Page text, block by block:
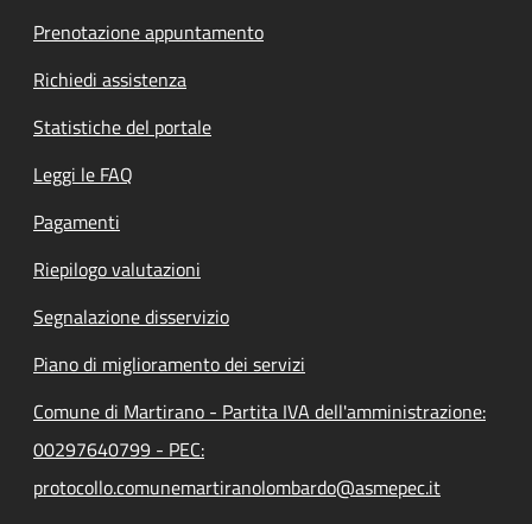
Prenotazione appuntamento
Richiedi assistenza
Statistiche del portale
Leggi le FAQ
Pagamenti
Riepilogo valutazioni
Segnalazione disservizio
Piano di miglioramento dei servizi
Comune di Martirano - Partita IVA dell'amministrazione:
00297640799 - PEC:
protocollo.comunemartiranolombardo@asmepec.it